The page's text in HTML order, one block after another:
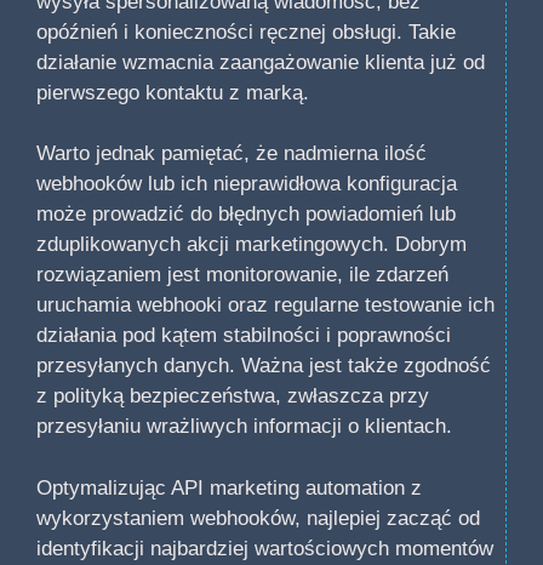
opóźnień i konieczności ręcznej obsługi. Takie
działanie wzmacnia zaangażowanie klienta już od
pierwszego kontaktu z marką.
Warto jednak pamiętać, że nadmierna ilość
webhooków lub ich nieprawidłowa konfiguracja
może prowadzić do błędnych powiadomień lub
zduplikowanych akcji marketingowych. Dobrym
rozwiązaniem jest monitorowanie, ile zdarzeń
uruchamia webhooki oraz regularne testowanie ich
działania pod kątem stabilności i poprawności
przesyłanych danych. Ważna jest także zgodność
z polityką bezpieczeństwa, zwłaszcza przy
przesyłaniu wrażliwych informacji o klientach.
Optymalizując API marketing automation z
wykorzystaniem webhooków, najlepiej zacząć od
identyfikacji najbardziej wartościowych momentów